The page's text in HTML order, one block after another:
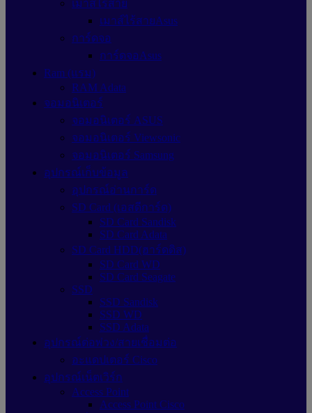
เมาส์ไร้สาย
เมาส์ไร้สายAsus
การ์ดจอ
การ์ดจอAsus
Ram (แรม)
RAM Adata
จอมอนิเตอร์
จอมอนิเตอร์ ASUS
จอมอนิเตอร์ Viewsonic
จอมอนิเตอร์ Samsung
อุปกรณ์เก็บข้อมูล
อุปกรณ์อ่านการ์ด
SD Card (เอสดีการ์ด)
SD Card Sandisk
SD Card Adata
SD Card HDD(ฮาร์ดดิส)
SD Card WD
SD Card Seagate
SSD
SSD Sandisk
SSD WD
SSD Adata
อุปกรณ์ต่อพ่วง/สายเชื่อมต่อ
อะแดปเตอร์ Cisco
อุปกรณ์เน็ตเวิร์ก
Access Point
Access Point Cisco